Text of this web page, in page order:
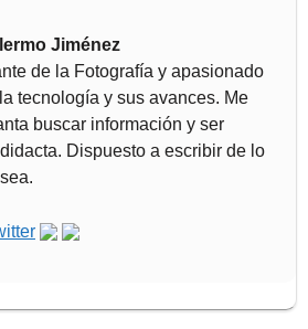
Jiménez
de la Fotografía y apasionado
tecnología y sus avances. Me
buscar información y ser
Dispuesto a escribir de lo